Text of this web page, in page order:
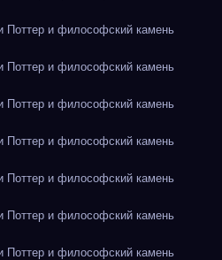
и философский камень
и философский камень
и философский камень
и философский камень
и философский камень
и философский камень
и философский камень